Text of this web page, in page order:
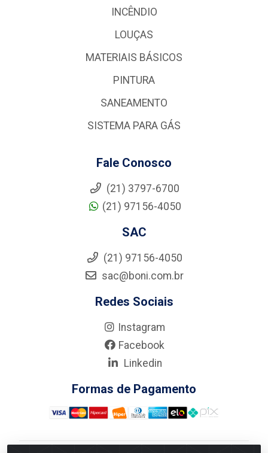
INCÊNDIO
LOUÇAS
MATERIAIS BÁSICOS
PINTURA
SANEAMENTO
SISTEMA PARA GÁS
Fale Conosco
(21) 3797-6700
(21) 97156-4050
SAC
(21) 97156-4050
sac@boni.com.br
Redes Sociais
Instagram
Facebook
Linkedin
Formas de Pagamento